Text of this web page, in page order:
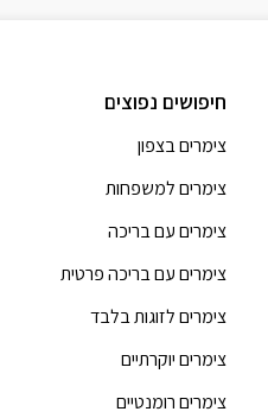
חיפושים נפוצים
צימרים בצפון
צימרים למשפחות
צימרים עם בריכה
צימרים עם בריכה פרטית
צימרים לזוגות בלבד
צימרים יוקרתיים
צימרים רומנטיים